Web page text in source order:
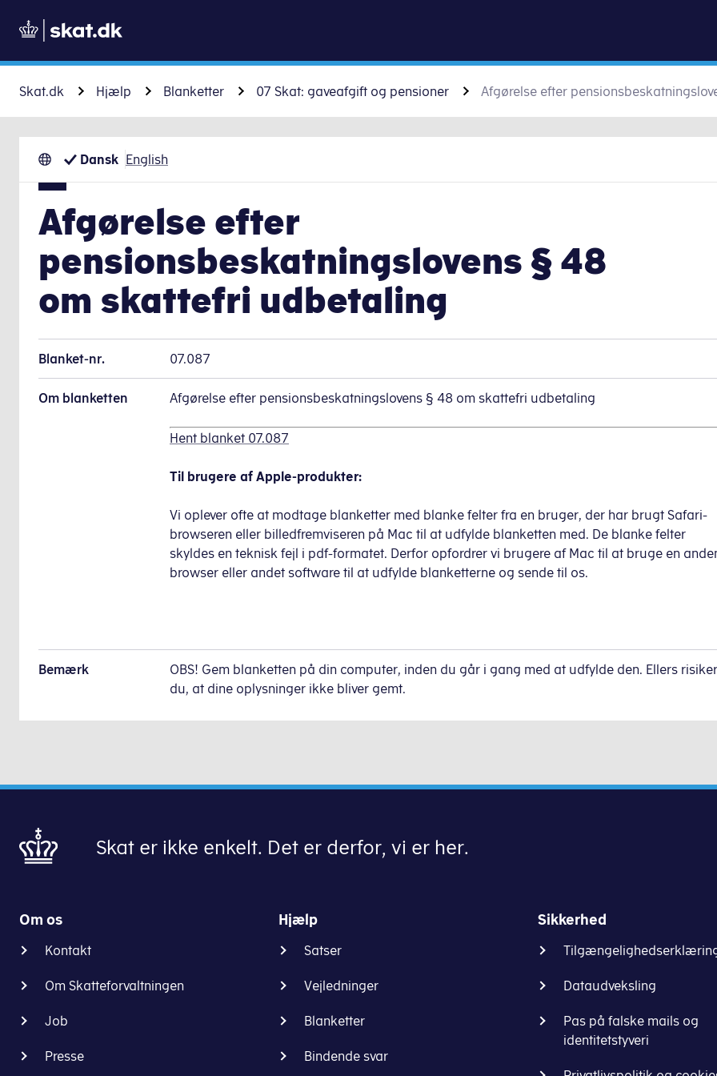
Skat.dk Hjælp Blanketter 07 Skat: gaveafgift og pensioner Afgørelse efter
Dansk English
Afgørelse efter
pensionsbeskatningslovens § 48
om skattefri udbetaling
Blanket-nr. 07.087
Om blanketten Afgørelse efter pensionsbeskatningslovens § 48 om skattefri udbetaling
Hent blanket 07.087
Til brugere af Apple-produkter:
Vi oplever ofte at modtage blanketter med blanke felter fra en bruger, der har brugt Safari-
browseren eller billedfremviseren på Mac til at udfylde blanketten med. De blanke felter
skyldes en teknisk fejl i pdf-formatet. Derfor opfordrer vi brugere af Mac til at bruge en
browser eller andet software til at udfylde blanketterne og sende til os.
Bemærk
OBS! Gem blanketten på din computer, inden du går i gang med at udfylde den. Ellers
du, at dine oplysninger ikke bliver gemt.
Skat er ikke enkelt. Det er derfor, vi er her.
Om os
Kontakt
Om Skatteforvaltningen
Job
Presse
Hjælp
Satser
Vejledninger
Blanketter
Bindende svar
Sikkerhed
Dataudveksling
Pas på falske mails og
identitetstyveri